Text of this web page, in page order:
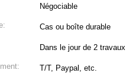
Négociable
Cas ou boîte durable
Dans le jour de 2 travaux
T/T, Paypal, etc.